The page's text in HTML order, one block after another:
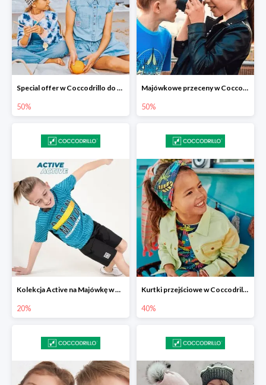
Special offer w Coccodrillo do -50%
50%
Majówkowe przeceny w Coccodrillo do -50%
50%
Kolekcja Active na Majówkę w Coccodrillo -20%
20%
Kurtki przejściowe w Coccodrillo do -40%
40%